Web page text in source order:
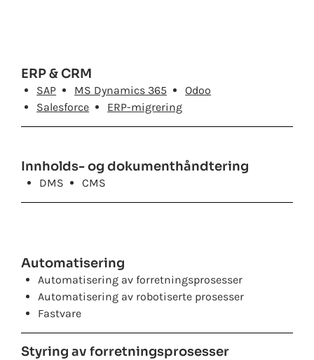
ERP&CRM
SAP MS Dynamics 365
Odoo
Salesforce
ERP-migrering
Innholds- og dokumenthåndtering
DMS CMS
Automatisering
Automatisering av forretningsprosesser
Automatisering av robotiserte prosesser
Fastvare
Styring av forretningsprosesser